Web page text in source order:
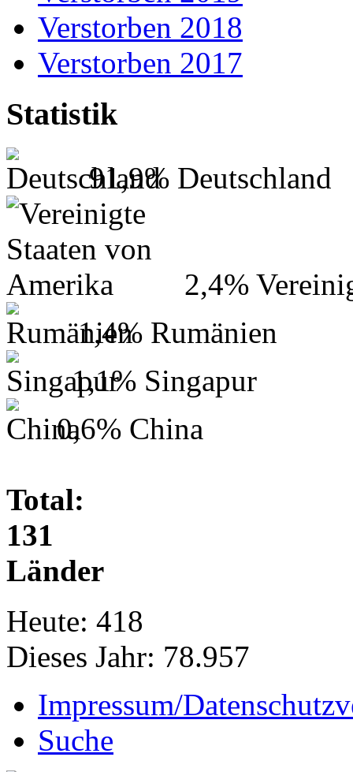
Verstorben 2018
Verstorben 2017
Statistik
91,9% Deutschland
2,4%
1,4% Rumänien
1,1% Singapur
0,6% China
Total:
131
Länder
Heute: 418
Dieses Jahr: 78.957
Impressum/
Suche